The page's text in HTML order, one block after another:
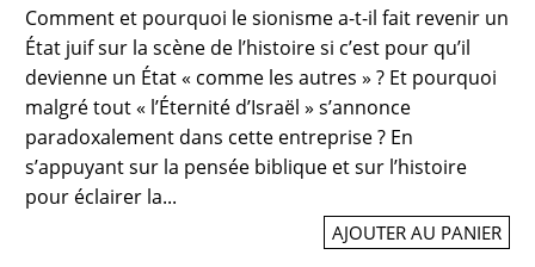
Comment et pourquoi le sionisme a-t-il fait revenir un
État juif sur la scène de l’histoire si c’est pour qu’il
devienne un État « comme les autres » ? Et pourquoi
malgré tout « l’Éternité d’Israël » s’annonce
paradoxalement dans cette entreprise ? En
s’appuyant sur la pensée biblique et sur l’histoire
pour éclairer la...
AJOUTER AU PANIER